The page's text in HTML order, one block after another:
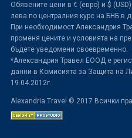
Обявените цени в € (евро) и $
лева по централния курс на БНБ в
При необходимост Александрия
променя цените и условията на
бъдете уведомени своевременно.
*Александрия Травел ЕООД е
данни в Комисията за Защита на
19.04.2012г.
Alexandria Travel © 2017 Всички